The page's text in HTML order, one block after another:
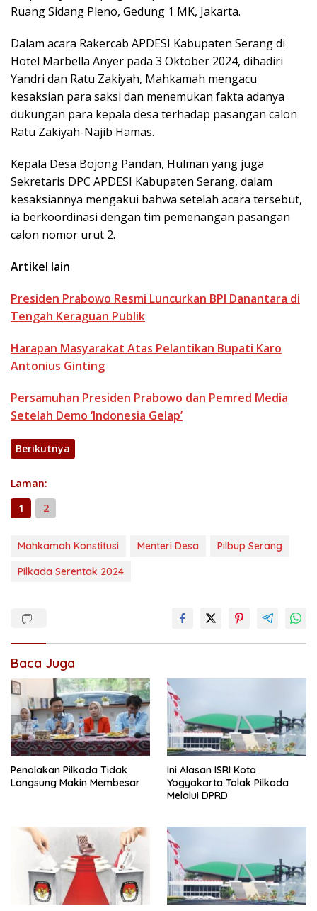
Ruang Sidang Pleno, Gedung 1 MK, Jakarta.
Dalam acara Rakercab APDESI Kabupaten Serang di
Hotel Marbella Anyer pada 3 Oktober 2024, dihadiri
Yandri dan Ratu Zakiyah, Mahkamah mengacu
kesaksian para saksi dan menemukan fakta adanya
dukungan para kepala desa terhadap pasangan calon
Ratu Zakiyah-Najib Hamas.
Kepala Desa Bojong Pandan, Hulman yang juga
Sekretaris DPC APDESI Kabupaten Serang, dalam
kesaksiannya mengakui bahwa setelah acara tersebut,
ia berkoordinasi dengan tim pemenangan pasangan
calon nomor urut 2.
Artikel lain
Presiden Prabowo Resmi Luncurkan BPI Danantara di
Tengah Keraguan Publik
Harapan Masyarakat Atas Pelantikan Bupati Karo
Antonius Ginting
Persamuhan Presiden Prabowo dan Pemred Media
Setelah Demo ‘Indonesia Gelap’
Berikutnya
Laman:
1
2
Mahkamah Konstitusi Menteri Desa
Pilbup Serang
Pilkada Serentak 2024
Baca Juga
Penolakan Pilkada Tidak
Langsung Makin Membesar
Ini Alasan ISRI Kota
Yogyakarta Tolak Pilkada
Melalui DPRD